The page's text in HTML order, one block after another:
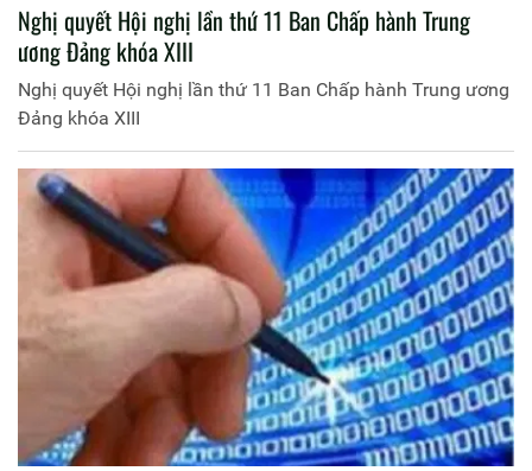
Nghị quyết Hội nghị lần thứ 11 Ban Chấp hành Trung
ương Đảng khóa XIII
Nghị quyết Hội nghị lần thứ 11 Ban Chấp hành Trung ương
Đảng khóa XIII